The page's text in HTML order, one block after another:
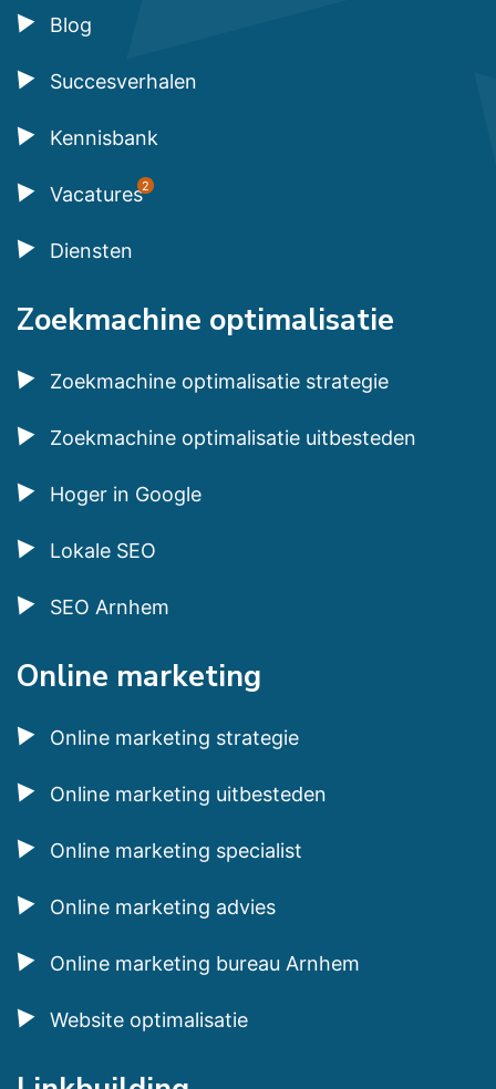
Blog
Succesverhalen
Kennisbank
Vacatures2
Diensten
Zoekmachine optimalisatie
Zoekmachine optimalisatie strategie
Zoekmachine optimalisatie uitbesteden
Hoger in Google
Lokale SEO
SEO Arnhem
Online marketing
Online marketing strategie
Online marketing uitbesteden
Online marketing specialist
Online marketing advies
Online marketing bureau Arnhem
Website optimalisatie